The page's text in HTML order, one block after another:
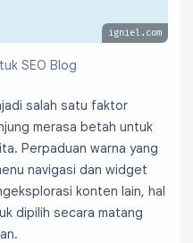
SEO Blog
igniel.com
salah satu faktor
merasa betah untuk
Perpaduan warna yang
navigasi dan widget
konten lain, hal
dipilih secara matang